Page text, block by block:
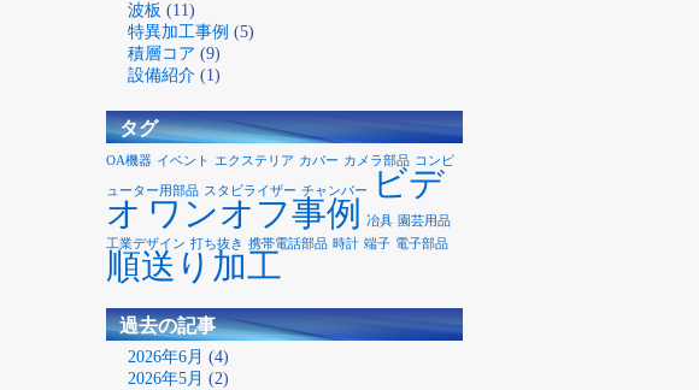
波板 (11)
特異加工事例 (5)
積層コア (9)
設備紹介 (1)
タグ
OA機器 イベント エクステリア カバー カメラ部品 コンピ
ューター用部品 スタビライザー チャンバー ビデ
オ ワンオフ事例 冶具 園芸用品
工業デザイン 打ち抜き 携帯電話部品 時計 端子 電子部品
順送り加工
過去の記事
2026年6月 (4)
2026年5月 (2)